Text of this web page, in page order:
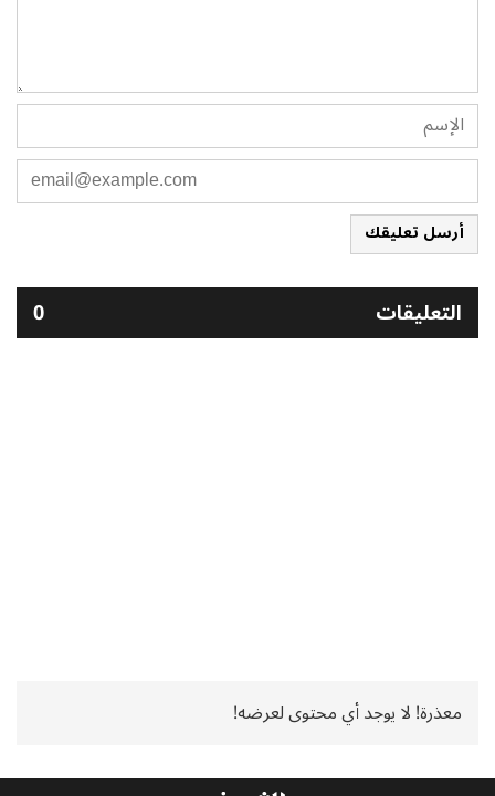
أرسل تعليقك
التعليقات 0
معذرة! لا يوجد أي محتوى لعرضه!